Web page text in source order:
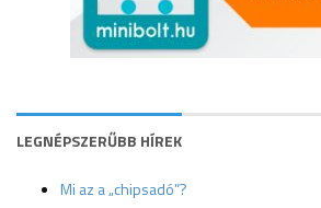
LEGNÉPSZERŰBB HÍREK
Mi az a „chipsadó”?